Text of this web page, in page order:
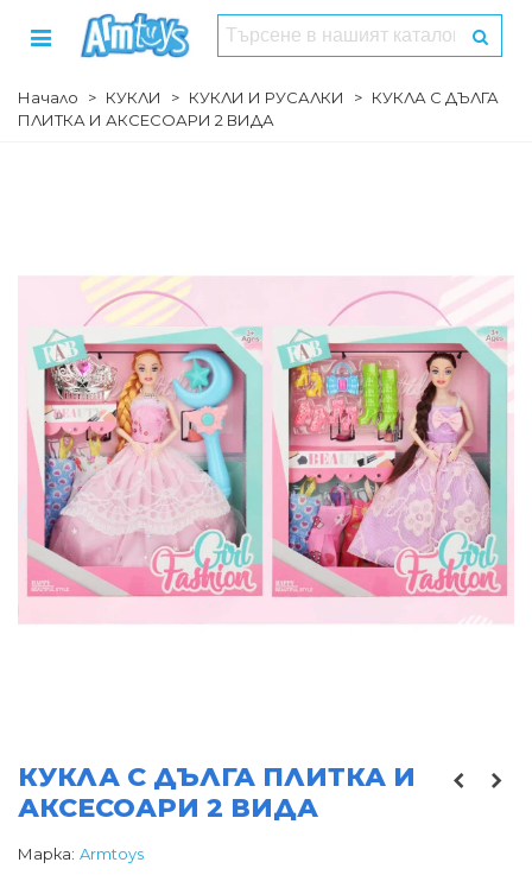
Начало > КУКЛИ > КУКЛИ И РУСАЛКИ > КУКЛА С ДЪЛГА
ПЛИТКА И АКСЕСОАРИ 2 ВИДА
КУКЛА С ДЪЛГА ПЛИТКА И
АКСЕСОАРИ 2 ВИДА
Марка: Armtoys